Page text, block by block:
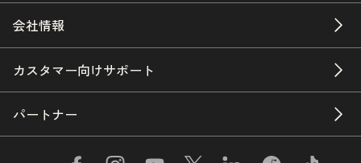
会社情報
カスタマー向けサポート
パートナー